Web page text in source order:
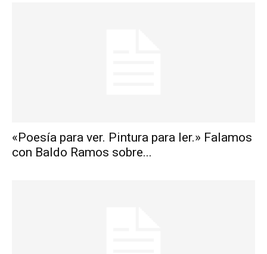
«Poesía para ver. Pintura para ler.» Falamos
con Baldo Ramos sobre...